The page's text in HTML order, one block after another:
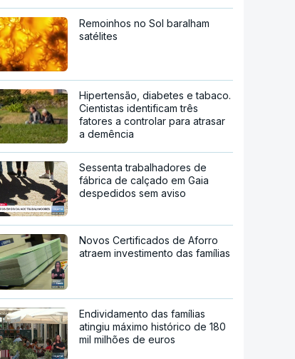
Remoinhos no Sol baralham
satélites
Hipertensão, diabetes e tabaco.
Cientistas identificam três
fatores a controlar para atrasar
a demência
Sessenta trabalhadores de
fábrica de calçado em Gaia
despedidos sem aviso
Novos Certificados de Aforro
atraem investimento das famílias
Endividamento das famílias
atingiu máximo histórico de 180
mil milhões de euros